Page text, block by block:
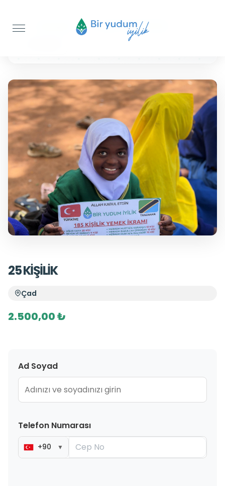
Sıcak Yemek İkramı
25 KİŞİLİK
Çad
2.500,00 ₺
Ad Soyad
Telefon Numarası
+90 ▼